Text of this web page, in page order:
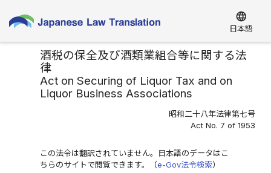
language
日本語
酒税の保全及び酒類業組合等に関する法
律
Act on Securing of Liquor Tax and on
Liquor Business Associations
昭和二十八年法律第七号
Act No. 7 of 1953
この法令は翻訳されていません。日本語のデータはこ
ちらのサイトで閲覧できます。（e-Gov法令検索）